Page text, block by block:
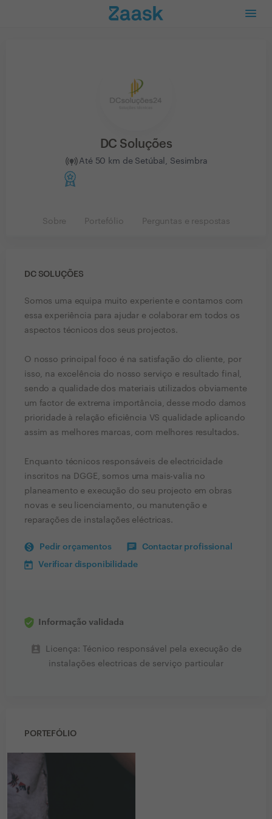
DC Soluções
Até 50 km de Setúbal, Sesimbra
Sobre Portefólio Perguntas e respostas
DC SOLUÇÕES
Somos uma equipa muito experiente e contamos com
essa experiência para ajudar e colaborar em todos os
aspectos técnicos dos seus projectos.
O nosso principal foco é na satisfação do cliente, por
isso, na excelência do nosso serviço e resultado final,
sendo a qualidade dos materiais utilizados obviamente
um factor de extrema importância, desse modo damos
prioridade à relação eficiência VS qualidade aplicando
assim as melhores marcas, com melhores resultados.
Enquanto técnicos responsáveis de electricidade
inscritos na DGGE, somos uma mais-valia no
planeamento e execução do seu projecto em obras
novas e seu licenciamento, ou manutenção e
reparações de instalações eléctricas.
Pedir orçamentos Contactar profissional
Verificar disponibilidade
Informação validada
perm_contact_calendar
Licença: Técnico responsável pela execução de
instalações electricas de serviço particular
PORTEFÓLIO